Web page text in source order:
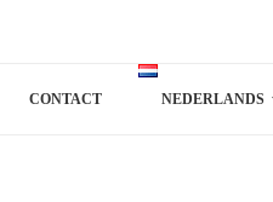
CONTACT NEDERLANDS